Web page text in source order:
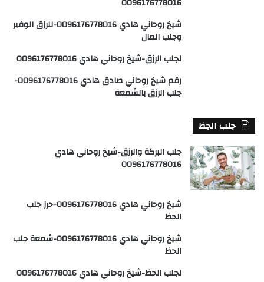
شيخ روحاني هادي 0096176778016-للرزق الوفير
وجلب المال
لجلب الرزق-شيخ روحاني هادي 0096176778016
رقم شيخ روحاني صادق هادي 0096176778016-
جلب الرزق بالشمعة
جلب الجظ
جلب البركة والرزق-شيخ روحاني هادي
0096176778016
شيخ روحاني هادي 0096176778016-حرز جلب
الحظ
شيخ روحاني هادي 0096176778016-شمعة جلب
الحظ
لجلب الحظ-شيخ روحاني هادي 0096176778016